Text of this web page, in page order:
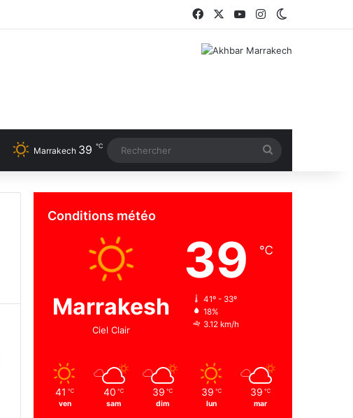
Facebook YouTubeInstagram
Marrakech 39 ℃
Conditions météo
Marrakesh
Ciel Clair
39 ℃
41º - 33º
18%
3.12 km/h
41 ℃
ven
40 ℃
sam
39 ℃
dim
39 ℃
lun
39 ℃
mar